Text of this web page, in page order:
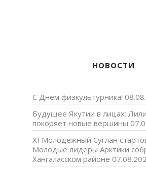
НОВОСТИ
С Днем физкультурника!
Будущее Якутии в лицах:
покоряет новые вершины
XI Молодёжный Суглан
Молодые лидеры Арктики
Хангаласском районе